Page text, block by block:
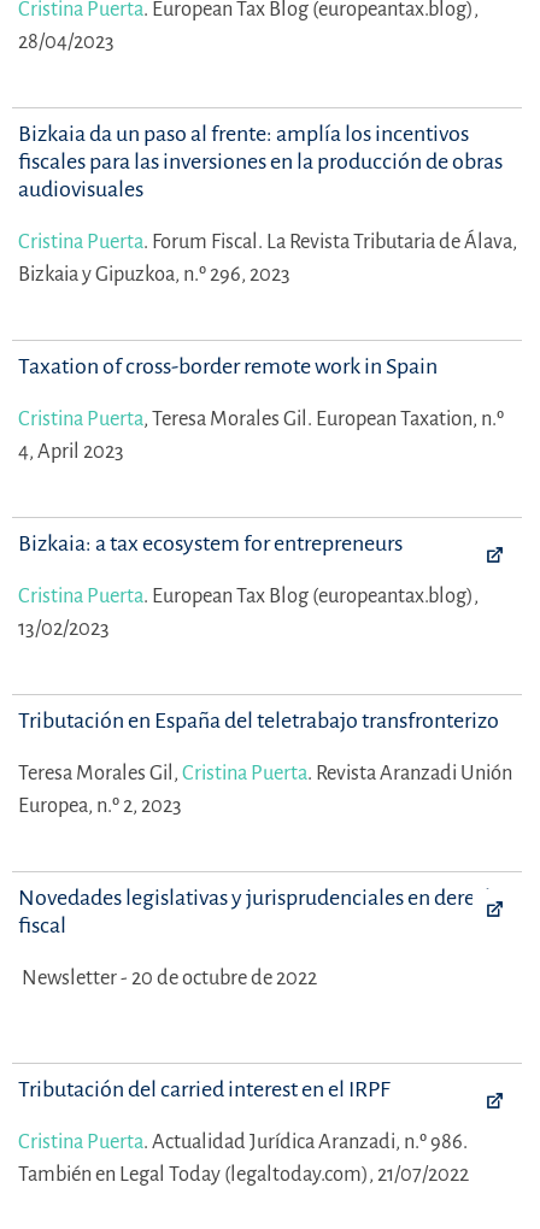
Cristina Puerta. European Tax Blog (europeantax.blog),
28/04/2023
Bizkaia da un paso al frente: amplía los incentivos
fiscales para las inversiones en la producción de obras
audiovisuales
Cristina Puerta. Forum Fiscal. La Revista Tributaria de Álava,
Bizkaia y Gipuzkoa, n.º 296, 2023
Taxation of cross-border remote work in Spain
Cristina Puerta, Teresa Morales Gil. European Taxation, n.º
4, April 2023
Bizkaia: a tax ecosystem for entrepreneurs
Cristina Puerta. European Tax Blog (europeantax.blog),
13/02/2023
Tributación en España del teletrabajo transfronterizo
Teresa Morales Gil, Cristina Puerta. Revista Aranzadi Unión
Europea, n.º 2, 2023
Novedades legislativas y jurisprudenciales en derecho
fiscal
Newsletter - 20 de octubre de 2022
Tributación del carried interest en el IRPF
Cristina Puerta. Actualidad Jurídica Aranzadi, n.º 986.
También en Legal Today (legaltoday.com), 21/07/2022